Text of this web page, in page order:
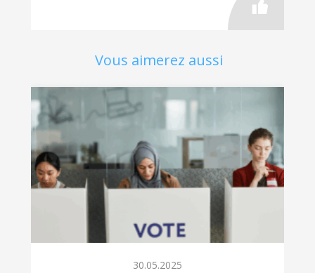
Vous aimerez aussi
30.05.2025